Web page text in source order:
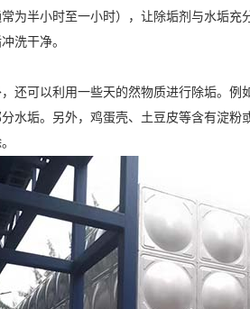
为半小时至一小时），让除垢剂与水垢
洗干净。
还可以利用一些天的然物质进行除垢。
水垢。另外，鸡蛋壳、土豆皮等含有淀